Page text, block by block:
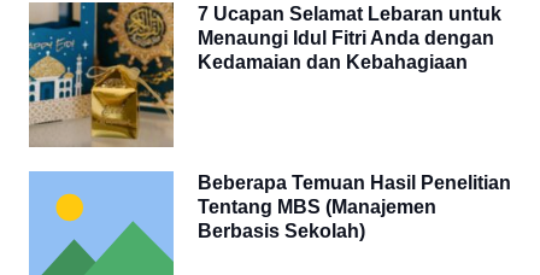
7 Ucapan Selamat Lebaran untuk
Menaungi Idul Fitri Anda dengan
Kedamaian dan Kebahagiaan
Beberapa Temuan Hasil Penelitian
Tentang MBS (Manajemen
Berbasis Sekolah)